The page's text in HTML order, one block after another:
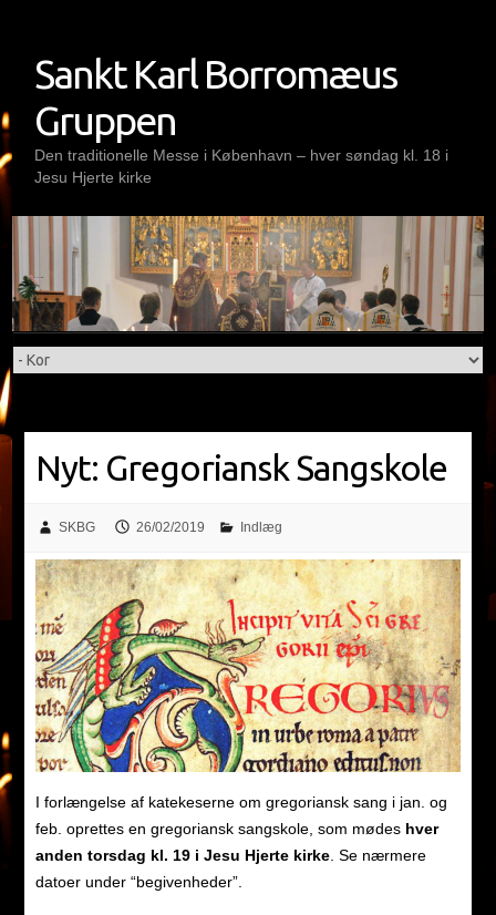
contentSankt Karl Borromæus
Gruppen
Den traditionelle Messe i København – hver søndag kl. 18 i
Jesu Hjerte kirke
Nyt: Gregoriansk Sangskole
SKBG 26/02/2019 Indlæg
I forlængelse af katekeserne om gregoriansk sang i jan. og
feb. oprettes en gregoriansk sangskole, som mødes hver
anden torsdag kl. 19 i Jesu Hjerte kirke. Se nærmere
datoer under “begivenheder”.